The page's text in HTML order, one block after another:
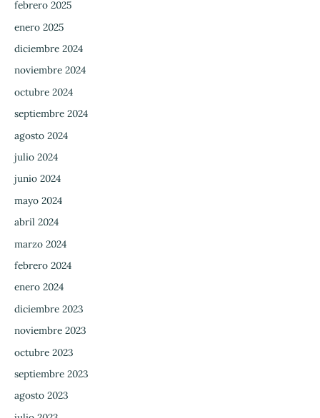
febrero 2025
enero 2025
diciembre 2024
noviembre 2024
octubre 2024
septiembre 2024
agosto 2024
julio 2024
junio 2024
mayo 2024
abril 2024
marzo 2024
febrero 2024
enero 2024
diciembre 2023
noviembre 2023
octubre 2023
septiembre 2023
agosto 2023